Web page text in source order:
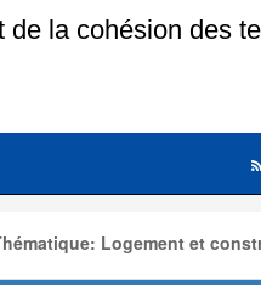
Logement et